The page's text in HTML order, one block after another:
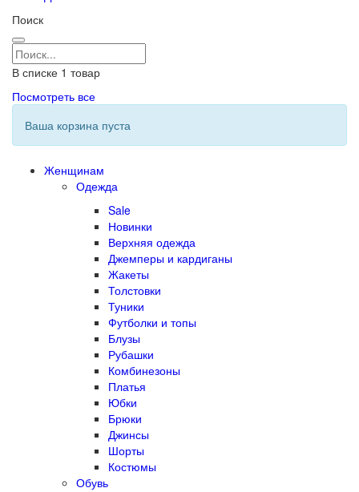
Поиск
В списке 1 товар
Посмотреть все
Ваша корзина пуста
Женщинам
Одежда
Sale
Новинки
Верхняя одежда
Джемперы и кардиганы
Жакеты
Толстовки
Туники
Футболки и топы
Блузы
Рубашки
Комбинезоны
Платья
Юбки
Брюки
Джинсы
Шорты
Костюмы
Обувь